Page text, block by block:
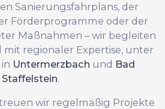
Sanierungsfahrplans, der
Förderprogramme oder der
Maßnahmen – wir begleiten
mit regionaler Expertise, unter
Untermerzbach und Bad
Staffelstein.
wir regelmäßig Projekte